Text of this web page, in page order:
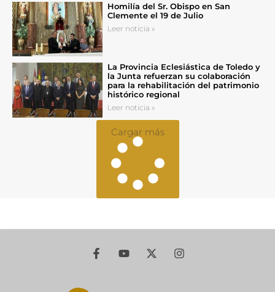
Homilía del Sr. Obispo en San
Clemente el 19 de Julio
Leer noticia »
La Provincia Eclesiástica de Toledo y
la Junta refuerzan su colaboración
para la rehabilitación del patrimonio
histórico regional
Leer noticia »
Cargar más